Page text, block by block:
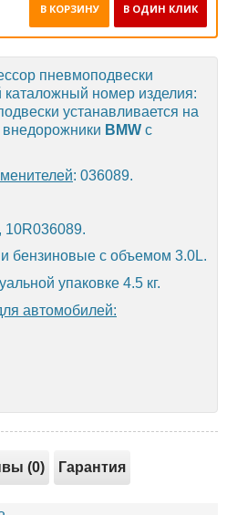
В ОДИН КЛИК
В КОРЗИНУ
пневмоподвески
номер изделия:
устанавливается на
BMW с
: 036089.
, 10R036089.
бензиновые с объемом 3.0L.
упаковке 4.5 кг.
автомобилей:
(0) Гарантия